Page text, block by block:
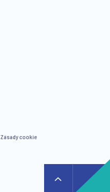
Zásady cookie